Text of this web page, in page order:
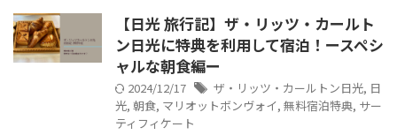
【日光 旅行記】ザ・リッツ・カールト
ン日光に特典を利用して宿泊！ースペシ
ャルな朝食編ー
2024/12/17 ザ・リッツ・カールトン日光, 日
光, 朝食, マリオットボンヴォイ, 無料宿泊特典, サー
ティフィケート